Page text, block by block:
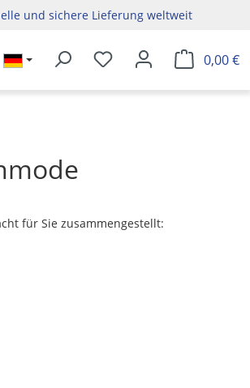
und sichere Lieferung weltweit
0,00 €
für Sie zusammengestellt: